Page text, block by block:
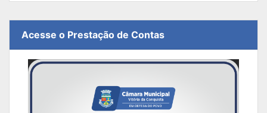
Acesse o Prestação de Contas